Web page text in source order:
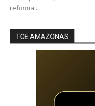
reforma...
TCE AMAZONAS